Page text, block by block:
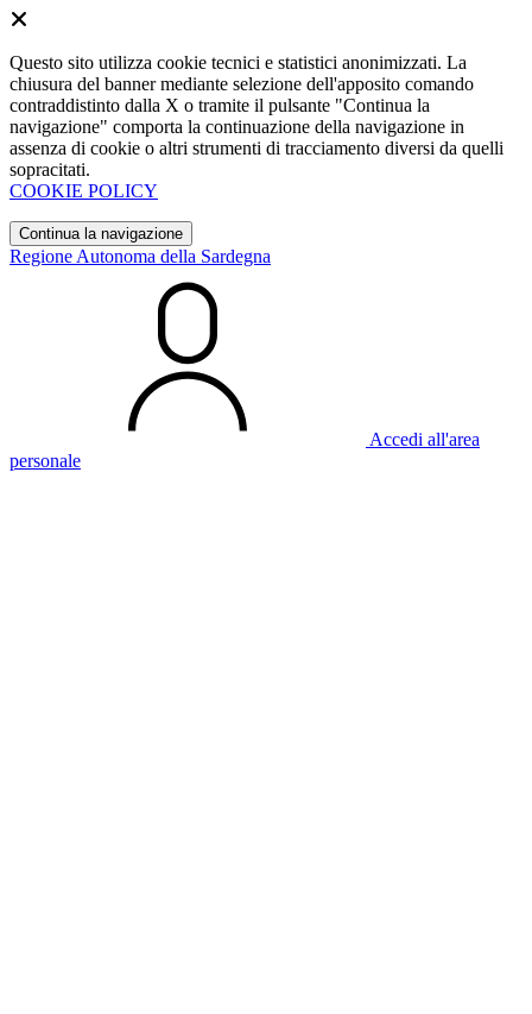
Questo sito utilizza cookie tecnici e statistici anonimizzati. La
chiusura del banner mediante selezione dell'apposito comando
contraddistinto dalla X o tramite il pulsante "Continua la
navigazione" comporta la continuazione della navigazione in
assenza di cookie o altri strumenti di tracciamento diversi da quelli
sopracitati.
COOKIE POLICY
Continua la navigazione
Regione Autonoma della Sardegna
Accedi all'area
personale